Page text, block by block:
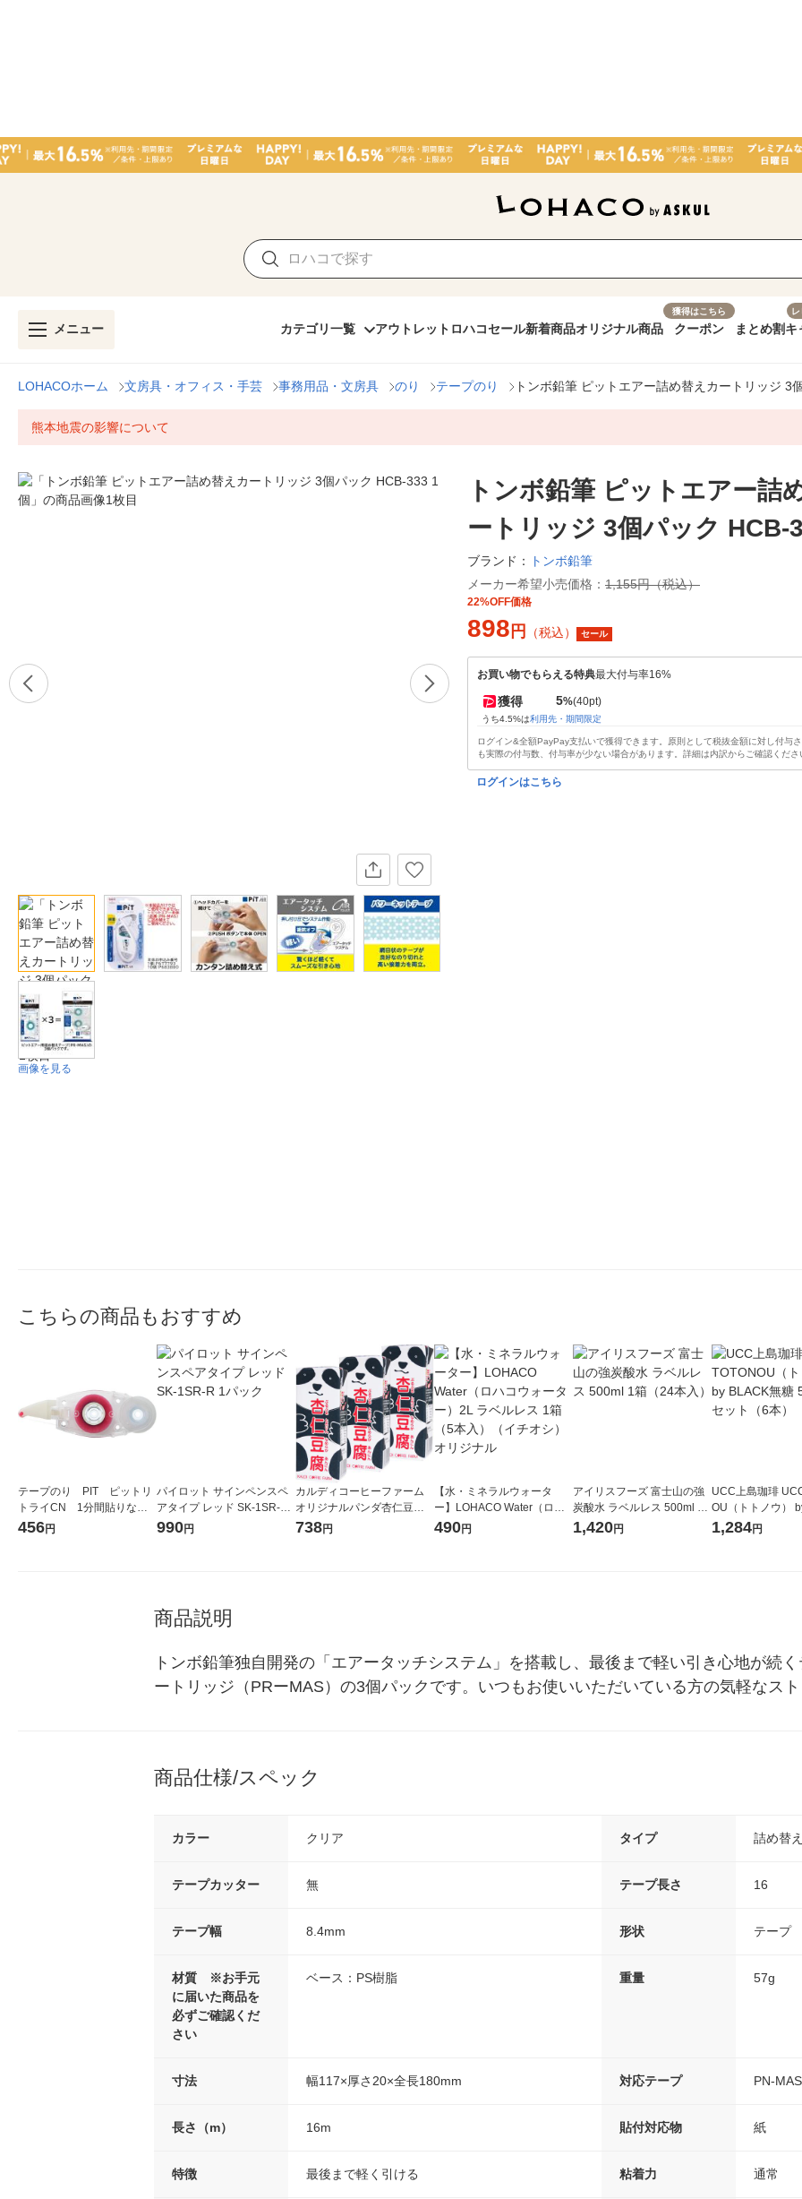
メニュー カテゴリ一覧 アウトレット ロハコセール新着商品オリジナル商品
獲得はこちら
クーポン まとめ割キ
LOHACOホーム 文房具・オフィス・手芸 事務用品・文房具 のり テープのり トンボ鉛筆 ピットエアー詰め替えカートリッジ 3
熊本地震の影響について
画像を見る
トンボ鉛筆 ピットエアー詰
ートリッジ 3個パック HCB-
ブランド：
トンボ鉛筆
メーカー希望小売価格： 1,155円（税込）
22%OFF価格
898 円 （税込） セール
お買い物でもらえる特典最大付与率16%
獲得 5%(40pt)
うち4.5%は利用先・期間限定
ログイン&全額PayPay支払いで獲得できます。原則として税抜金額に対し付与
も実際の付与数、付与率が少ない場合があります。詳細は内訳からご確認くださ
ログインはこちら
こちらの商品もおすすめ
テープのり PIT ピットリ
トライCN 1分間貼りなお
せる 詰め替えタイプ カ
456円
パイロット サインペンスペ
アタイプ レッド SK-1SR-R
1パック
990円
カルディコーヒーファーム
オリジナルパンダ杏仁豆腐
ミニ 215g 1セット（3個）
738円
【水・ミネラルウォータ
ー】LOHACO Water（ロハ
コウォーター）2L ラベルレ
490円
アイリスフーズ 富士山の強
炭酸水 ラベルレス 500ml 1
箱（24本入）
1,420円
UCC上島珈琲
OU（トトノウ）
無糖 500ml 1セッ
1,284円
商品説明
トンボ鉛筆独自開発の「エアータッチシステム」を搭載し、最後まで軽い引き心地が続
ートリッジ（PRーMAS）の3個パックです。いつもお使いいただいている方の気軽なスト
商品仕様/スペック
カラー クリア タイプ 詰め替
テープカッター 無 テープ長さ 16
テープ幅 8.4mm 形状 テープ
材質 ※お手元
に届いた商品を
必ずご確認くだ
さい
ベース：PS樹脂 重量 57g
寸法 幅117×厚さ20×全長180mm 対応テープ PN-MAS
長さ（m） 16m 貼付対応物 紙
特徴 最後まで軽く引ける 粘着力 通常